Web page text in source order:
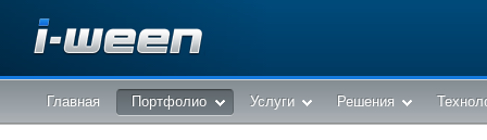
Главная Портфолио Услуги Решения